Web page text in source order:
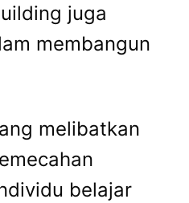
juga
membangun
melibatkan
belajar